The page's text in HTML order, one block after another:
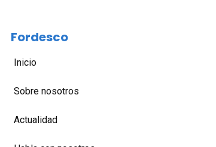
Fordesco
Inicio
Sobre nosotros
Actualidad